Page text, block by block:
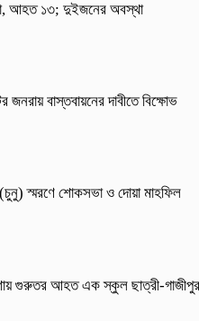
আহত ১৩; দুইজনের অবস্থা
বাস্তবায়নের দাবীতে বিক্ষোভ
স্মরণে শোকসভা ও দোয়া মাহফিল
গুরুতর আহত এক স্কুল ছাত্রী-গাজীপুর